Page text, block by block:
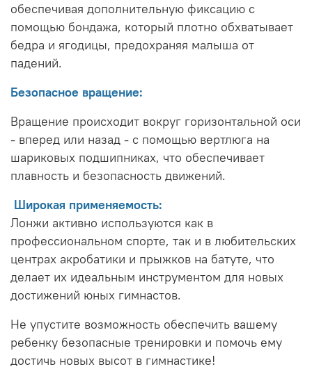
обеспечивая дополнительную фиксацию с
помощью бондажа, который плотно обхватывает
бедра и ягодицы, предохраняя малыша от
падений.
Безопасное вращение:
Вращение происходит вокруг горизонтальной оси
- вперед или назад - с помощью вертлюга на
шариковых подшипниках, что обеспечивает
плавность и безопасность движений.
Широкая применяемость:
Лонжи активно используются как в
профессиональном спорте, так и в любительских
центрах акробатики и прыжков на батуте, что
делает их идеальным инструментом для новых
достижений юных гимнастов.
Не упустите возможность обеспечить вашему
ребенку безопасные тренировки и помочь ему
достичь новых высот в гимнастике!